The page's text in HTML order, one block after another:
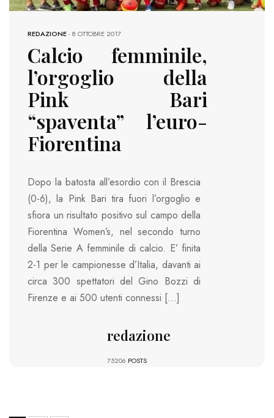
REDAZIONE-8 OTTOBRE 2017
Calcio femminile,
l’orgoglio della
Pink Bari
“spaventa” l’euro-
Fiorentina
Dopo la batosta all’esordio con il Brescia
(0-6), la Pink Bari tira fuori l’orgoglio e
sfiora un risultato positivo sul campo della
Fiorentina Women’s, nel secondo turno
della Serie A femminile di calcio. E’ finita
2-1 per le campionesse d’Italia, davanti ai
circa 300 spettatori del Gino Bozzi di
Firenze e ai 500 utenti connessi […]
redazione
75206 POSTS